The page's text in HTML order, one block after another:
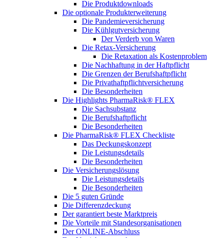
Die Produktdownloads
Die optionale Produkterweiterung
Die Pandemieversicherung
Die Kühlgutversicherung
Der Verderb von Waren
Die Retax-Versicherung
Die Retaxation als Kostenproblem
Die Nachhaftung in der Haftpflicht
Die Grenzen der Berufshaftpflicht
Die Privathaftpflichtversicherung
Die Besonderheiten
Die Highlights PharmaRisk® FLEX
Die Sachsubstanz
Die Berufshaftpflicht
Die Besonderheiten
Die PharmaRisk® FLEX Checkliste
Das Deckungskonzept
Die Leistungsdetails
Die Besonderheiten
Die Versicherungslösung
Die Leistungsdetails
Die Besonderheiten
Die 5 guten Gründe
Die Differenzdeckung
Der garantiert beste Marktpreis
Die Vorteile mit Standesorganisationen
Der ONLINE-Abschluss